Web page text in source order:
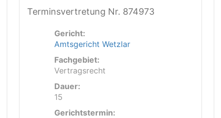
Terminsvertretung Nr. 874973
Gericht:
Amtsgericht Wetzlar
Fachgebiet:
Vertragsrecht
Dauer:
15
Gerichtstermin: